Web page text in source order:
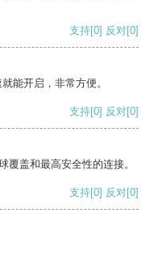
支持[0] 反对[0]
能开启，非常方便。
支持[0] 反对[0]
覆盖和最高安全性的连接。
支持[0] 反对[0]